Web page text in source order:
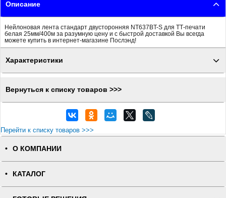
Описание
Нейлоновая лента стандарт двусторонняя NT637BT-S для ТТ-печати
белая 25мм/400м за разумную цену и с быстрой доставкой Вы всегда
можете купить в интернет-магазине Послэнд!
Характеристики
Вернуться к списку товаров >>>
Перейти к списку товаров >>>
О КОМПАНИИ
КАТАЛОГ